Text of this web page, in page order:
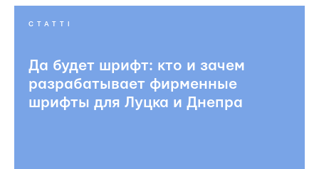
СТАТТІ
Да будет шрифт: кто и зачем
разрабатывает фирменные
шрифты для Луцка и Днепра